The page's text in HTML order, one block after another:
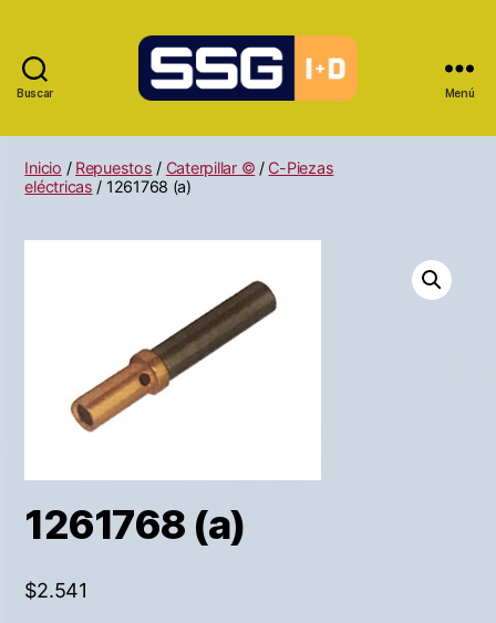
Buscar Menú
Inicio / Repuestos / Caterpillar © / C-Piezas
eléctricas / 1261768 (a)
1261768 (a)
$2.541